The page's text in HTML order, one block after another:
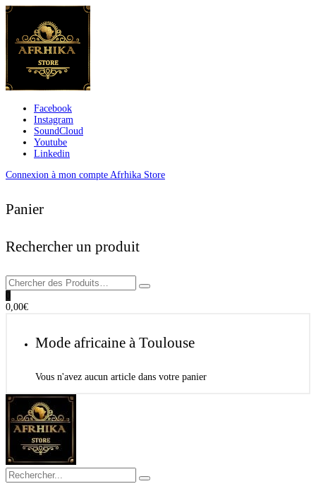
Facebook
Instagram
SoundCloud
Youtube
Linkedin
Connexion à mon compte Afrhika Store
Panier
Rechercher un produit
0,00€
Mode africaine à Toulouse
Vous n'avez aucun article dans votre panier